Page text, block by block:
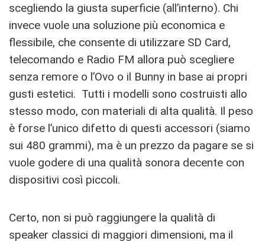
scegliendo la giusta superficie (all’interno). Chi
invece vuole una soluzione più economica e
flessibile, che consente di utilizzare SD Card,
telecomando e Radio FM allora può scegliere
senza remore o l’Ovo o il Bunny in base ai propri
gusti estetici. Tutti i modelli sono costruisti allo
stesso modo, con materiali di alta qualità. Il peso
è forse l’unico difetto di questi accessori (siamo
sui 480 grammi), ma è un prezzo da pagare se si
vuole godere di una qualità sonora decente con
dispositivi così piccoli.
Certo, non si può raggiungere la qualità di
speaker classici di maggiori dimensioni, ma il